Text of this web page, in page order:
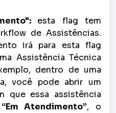
esta flag tem
de Assistências.
irá para esta flag
Assistência Técnica
dentro de uma
você pode abrir um
que essa assistência
“Em Atendimento”, o